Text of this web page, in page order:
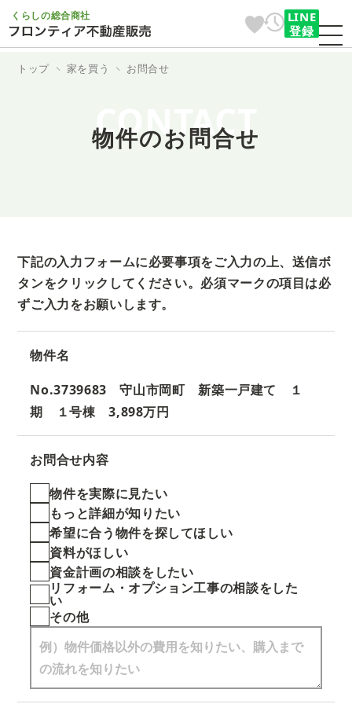
くらしの総合商社
LINE
登録
トップ 家を買う お問合せ
CONTACT
物件のお問合せ
下記の入力フォームに必要事項をご入力の上、送信ボ
タンをクリックしてください。 必須マークの項目は必
ずご入力をお願いします。
物件名
No.3739683 守山市岡町 新築一戸建て １
期 １号棟 3,898万円
お問合せ内容
物件を実際に見たい
もっと詳細が知りたい
希望に合う物件を探してほしい
資料がほしい
資金計画の相談をしたい
リフォーム・オプション工事の相談をした
い
その他